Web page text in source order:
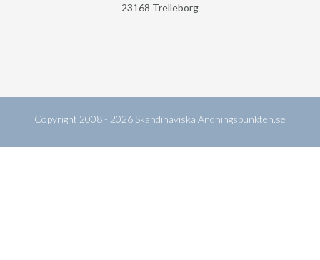
23168 Trelleborg
Copyright 2008 - 2026 Skandinaviska Andningspunkten.se